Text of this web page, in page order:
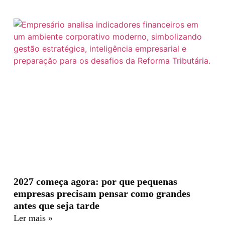
2027 começa agora: por que pequenas
empresas precisam pensar como grandes
antes que seja tarde
Ler mais »